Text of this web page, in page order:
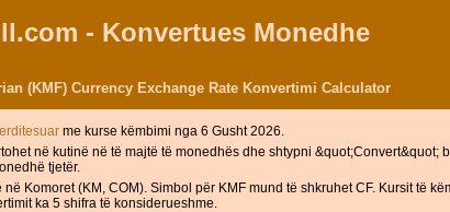
- Konvertues Monedhe
(KMF) Currency Exchange Rate Konvertimi Calculator
me kurse këmbimi nga 6 Gusht 2026.
në kutinë në të majtë të monedhës dhe shtypni &quot;Convert&quot;
tjetër.
Komoret (KM, COM). Simbol për KMF mund të shkruhet CF. Kursit të
ka 5 shifra të konsiderueshme.